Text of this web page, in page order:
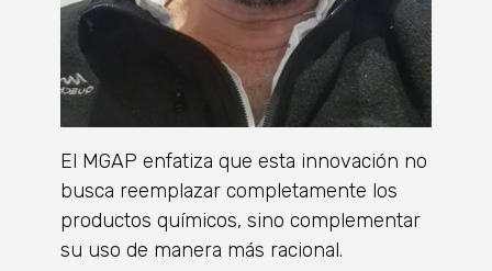
El MGAP enfatiza que esta innovación no
busca reemplazar completamente los
productos químicos, sino complementar
su uso de manera más racional.